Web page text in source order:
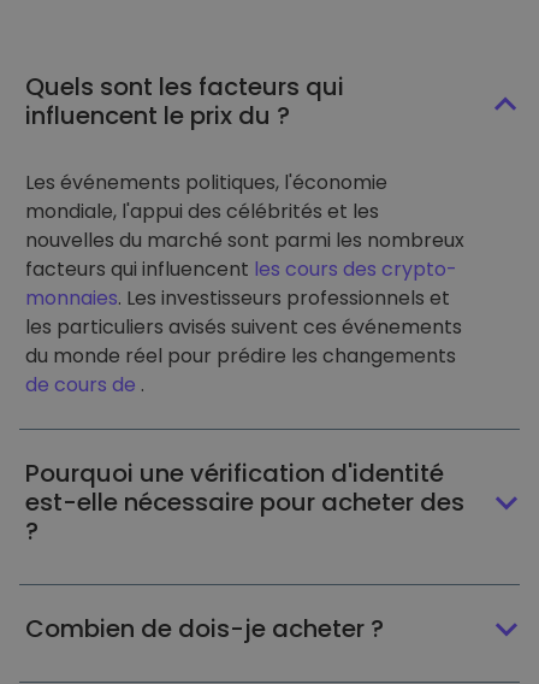
Quels sont les facteurs qui
influencent le prix du ?
Les événements politiques, l'économie
mondiale, l'appui des célébrités et les
nouvelles du marché sont parmi les nombreux
facteurs qui influencent les cours des crypto-
monnaies. Les investisseurs professionnels et
les particuliers avisés suivent ces événements
du monde réel pour prédire les changements
de cours de .
Pourquoi une vérification d'identité
est-elle nécessaire pour acheter des
?
Combien de dois-je acheter ?